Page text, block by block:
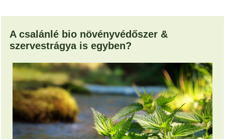
A csalánlé bio növényvédőszer &
szervestrágya is egyben?